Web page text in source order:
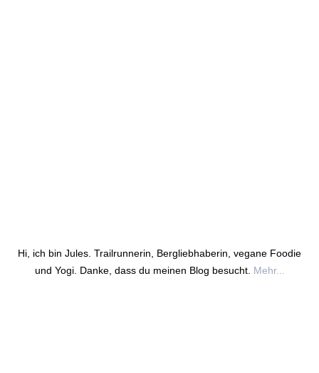
Hi, ich bin Jules. Trailrunnerin, Bergliebhaberin, vegane Foodie
und Yogi. Danke, dass du meinen Blog besucht. Mehr...